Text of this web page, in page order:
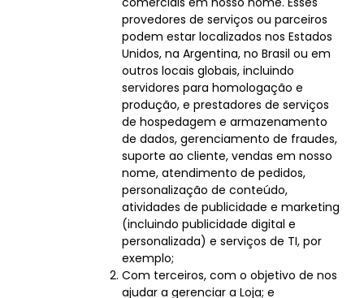
provedores de serviços ou parceiros
podem estar localizados nos Estados
Unidos, na Argentina, no Brasil ou em
outros locais globais, incluindo
servidores para homologação e
produção, e prestadores de serviços
de hospedagem e armazenamento
de dados, gerenciamento de fraudes,
suporte ao cliente, vendas em nosso
nome, atendimento de pedidos,
personalização de conteúdo,
atividades de publicidade e marketing
(incluindo publicidade digital e
personalizada) e serviços de TI, por
exemplo;
Com terceiros, com o objetivo de nos
ajudar a gerenciar a Loja; e